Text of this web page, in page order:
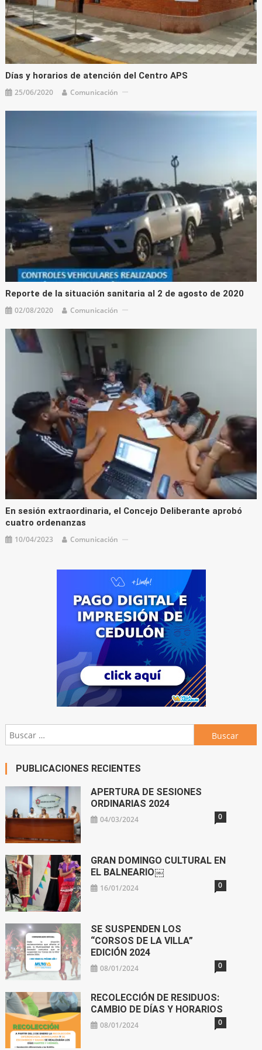
Días y horarios de atención del Centro APS
25/06/2020 Comunicación
Reporte de la situación sanitaria al 2 de agosto de 2020
02/08/2020 Comunicación
En sesión extraordinaria, el Concejo Deliberante aprobó
cuatro ordenanzas
10/04/2023 Comunicación
Buscar:
PUBLICACIONES RECIENTES
APERTURA DE SESIONES
ORDINARIAS 2024
04/03/2024 0
GRAN DOMINGO CULTURAL EN
EL BALNEARIO￼
16/01/2024 0
SE SUSPENDEN LOS
“CORSOS DE LA VILLA”
EDICIÓN 2024
08/01/2024 0
RECOLECCIÓN DE RESIDUOS:
CAMBIO DE DÍAS Y HORARIOS
08/01/2024 0